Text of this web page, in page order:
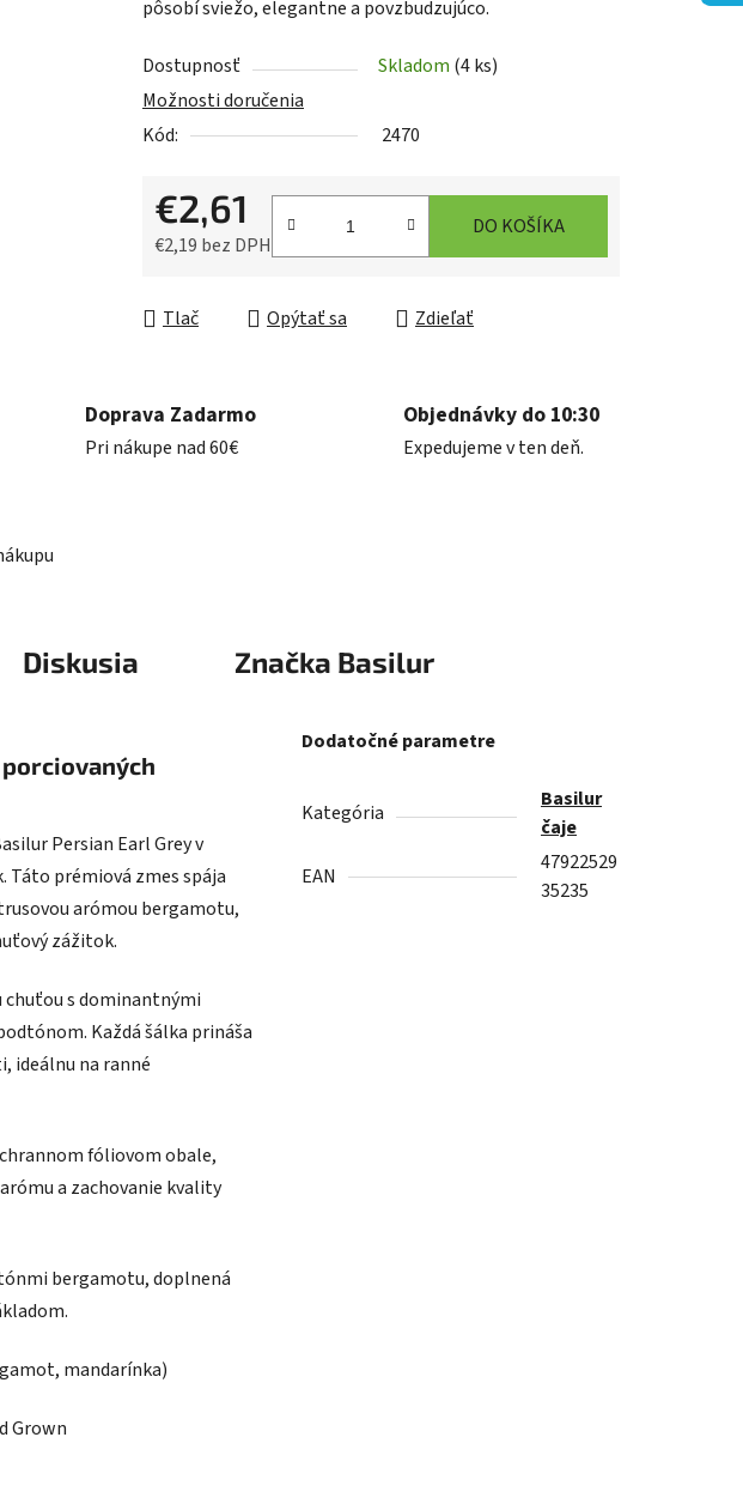
z
hviezdičiek.
pôsobí sviežo, elegantne a povzbudzujúco.
Dostupnosť Skladom (4 ks)
Možnosti doručenia
Kód:
2470
€2,61
€2,19 bez DPH
DO KOŠÍKA
Tlač Opýtať sa Zdieľať
Doprava Zadarmo
Pri nákupe nad 60€
Objednávky do 10:30
Expedujeme v ten deň.
Diskusia Značka Basilur
Persian Earl Grey v
Táto prémiová zmes spája
arómou bergamotu,
zážitok.
chuťou s dominantnými
Každá šálka prináša
ideálnu na ranné
fóliovom obale,
a zachovanie kvality
bergamotu, doplnená
mandarínka)
Grown
Dodatočné parametre
Kategória
Basilur
čaje
EAN
47922529
35235